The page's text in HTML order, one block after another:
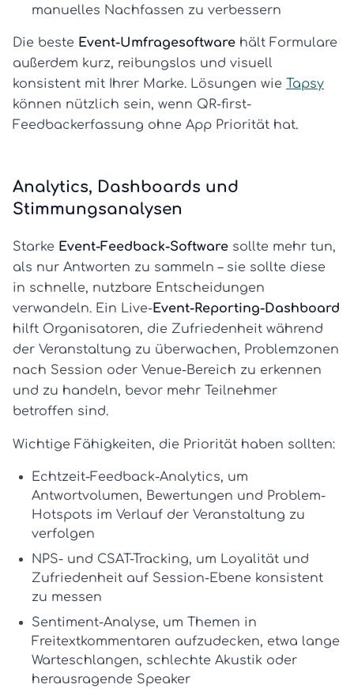
manuelles Nachfassen zu verbessern
Die beste Event-Umfragesoftware hält Formulare
außerdem kurz, reibungslos und visuell
konsistent mit Ihrer Marke. Lösungen wie Tapsy
können nützlich sein, wenn QR-first-
Feedbackerfassung ohne App Priorität hat.
Analytics, Dashboards und
Stimmungsanalysen
Starke Event-Feedback-Software sollte mehr tun,
als nur Antworten zu sammeln – sie sollte diese
in schnelle, nutzbare Entscheidungen
verwandeln. Ein Live-Event-Reporting-Dashboard
hilft Organisatoren, die Zufriedenheit während
der Veranstaltung zu überwachen, Problemzonen
nach Session oder Venue-Bereich zu erkennen
und zu handeln, bevor mehr Teilnehmer
betroffen sind.
Wichtige Fähigkeiten, die Priorität haben sollten:
Echtzeit-Feedback-Analytics, um
Antwortvolumen, Bewertungen und Problem-
Hotspots im Verlauf der Veranstaltung zu
verfolgen
NPS- und CSAT-Tracking, um Loyalität und
Zufriedenheit auf Session-Ebene konsistent
zu messen
Sentiment-Analyse, um Themen in
Freitextkommentaren aufzudecken, etwa lange
Warteschlangen, schlechte Akustik oder
herausragende Speaker